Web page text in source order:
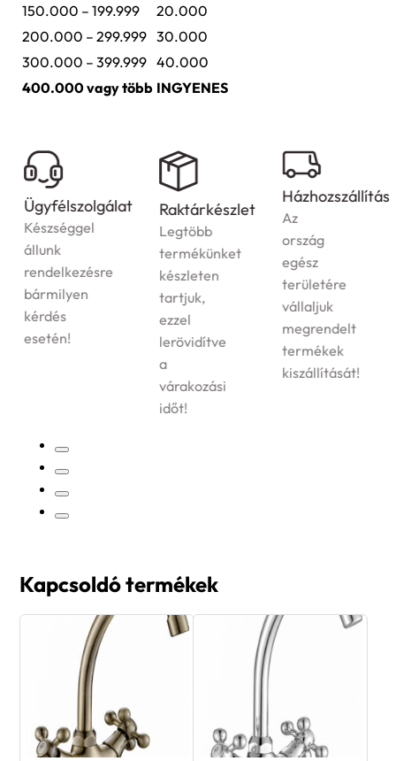
150.000 – 199.999
20.000
200.000 – 299.999 30.000
300.000 – 399.999 40.000
400.000 vagy több INGYENES
Ügyfélszolgálat
Készséggel
állunk
rendelkezésre
bármilyen
kérdés
esetén!
Raktárkészlet
Legtöbb
termékünket
készleten
tartjuk,
ezzel
lerövidítve
a
várakozási
időt!
Házhozszállítás
Az
ország
egész
területére
vállaljuk
megrendelt
termékek
kiszállítását!
Kapcsoldó termékek